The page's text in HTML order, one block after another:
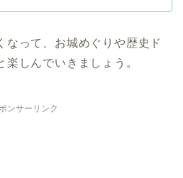
なって、お城めぐりや歴史ド
しんでいきましょう。
ンサーリンク